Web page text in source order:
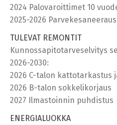
2024 Palovaroittimet 10
2025-2026
TULEVAT REMONTIT
Kunnossapitotarveselvitys
2026-2030:
2026 C-talon kattotarkastus
2026 B-talon sokkelikorjaus
2027 Ilmastoinnin puhdistus
ENERGIALUOKKA